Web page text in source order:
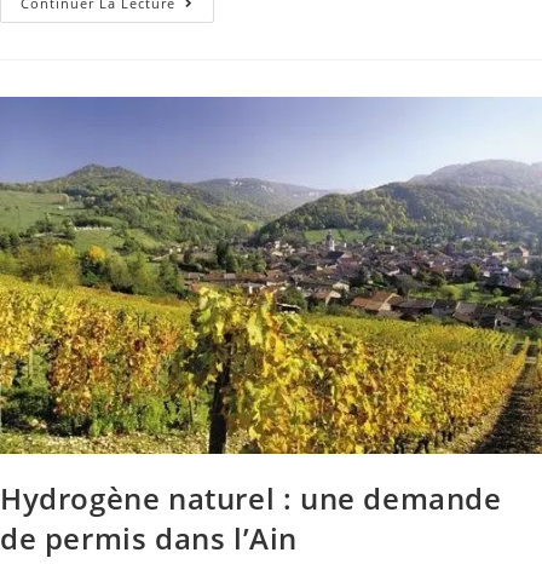
Hydrogène naturel : une demande
de permis dans l’Ain